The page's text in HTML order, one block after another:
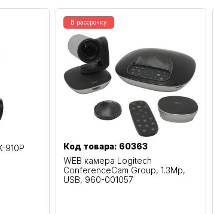
910P
В рассрочку
Код товара: 60363
WEB камера Logitech
ConferenceCam Group, 1.3Mp,
USB, 960-001057